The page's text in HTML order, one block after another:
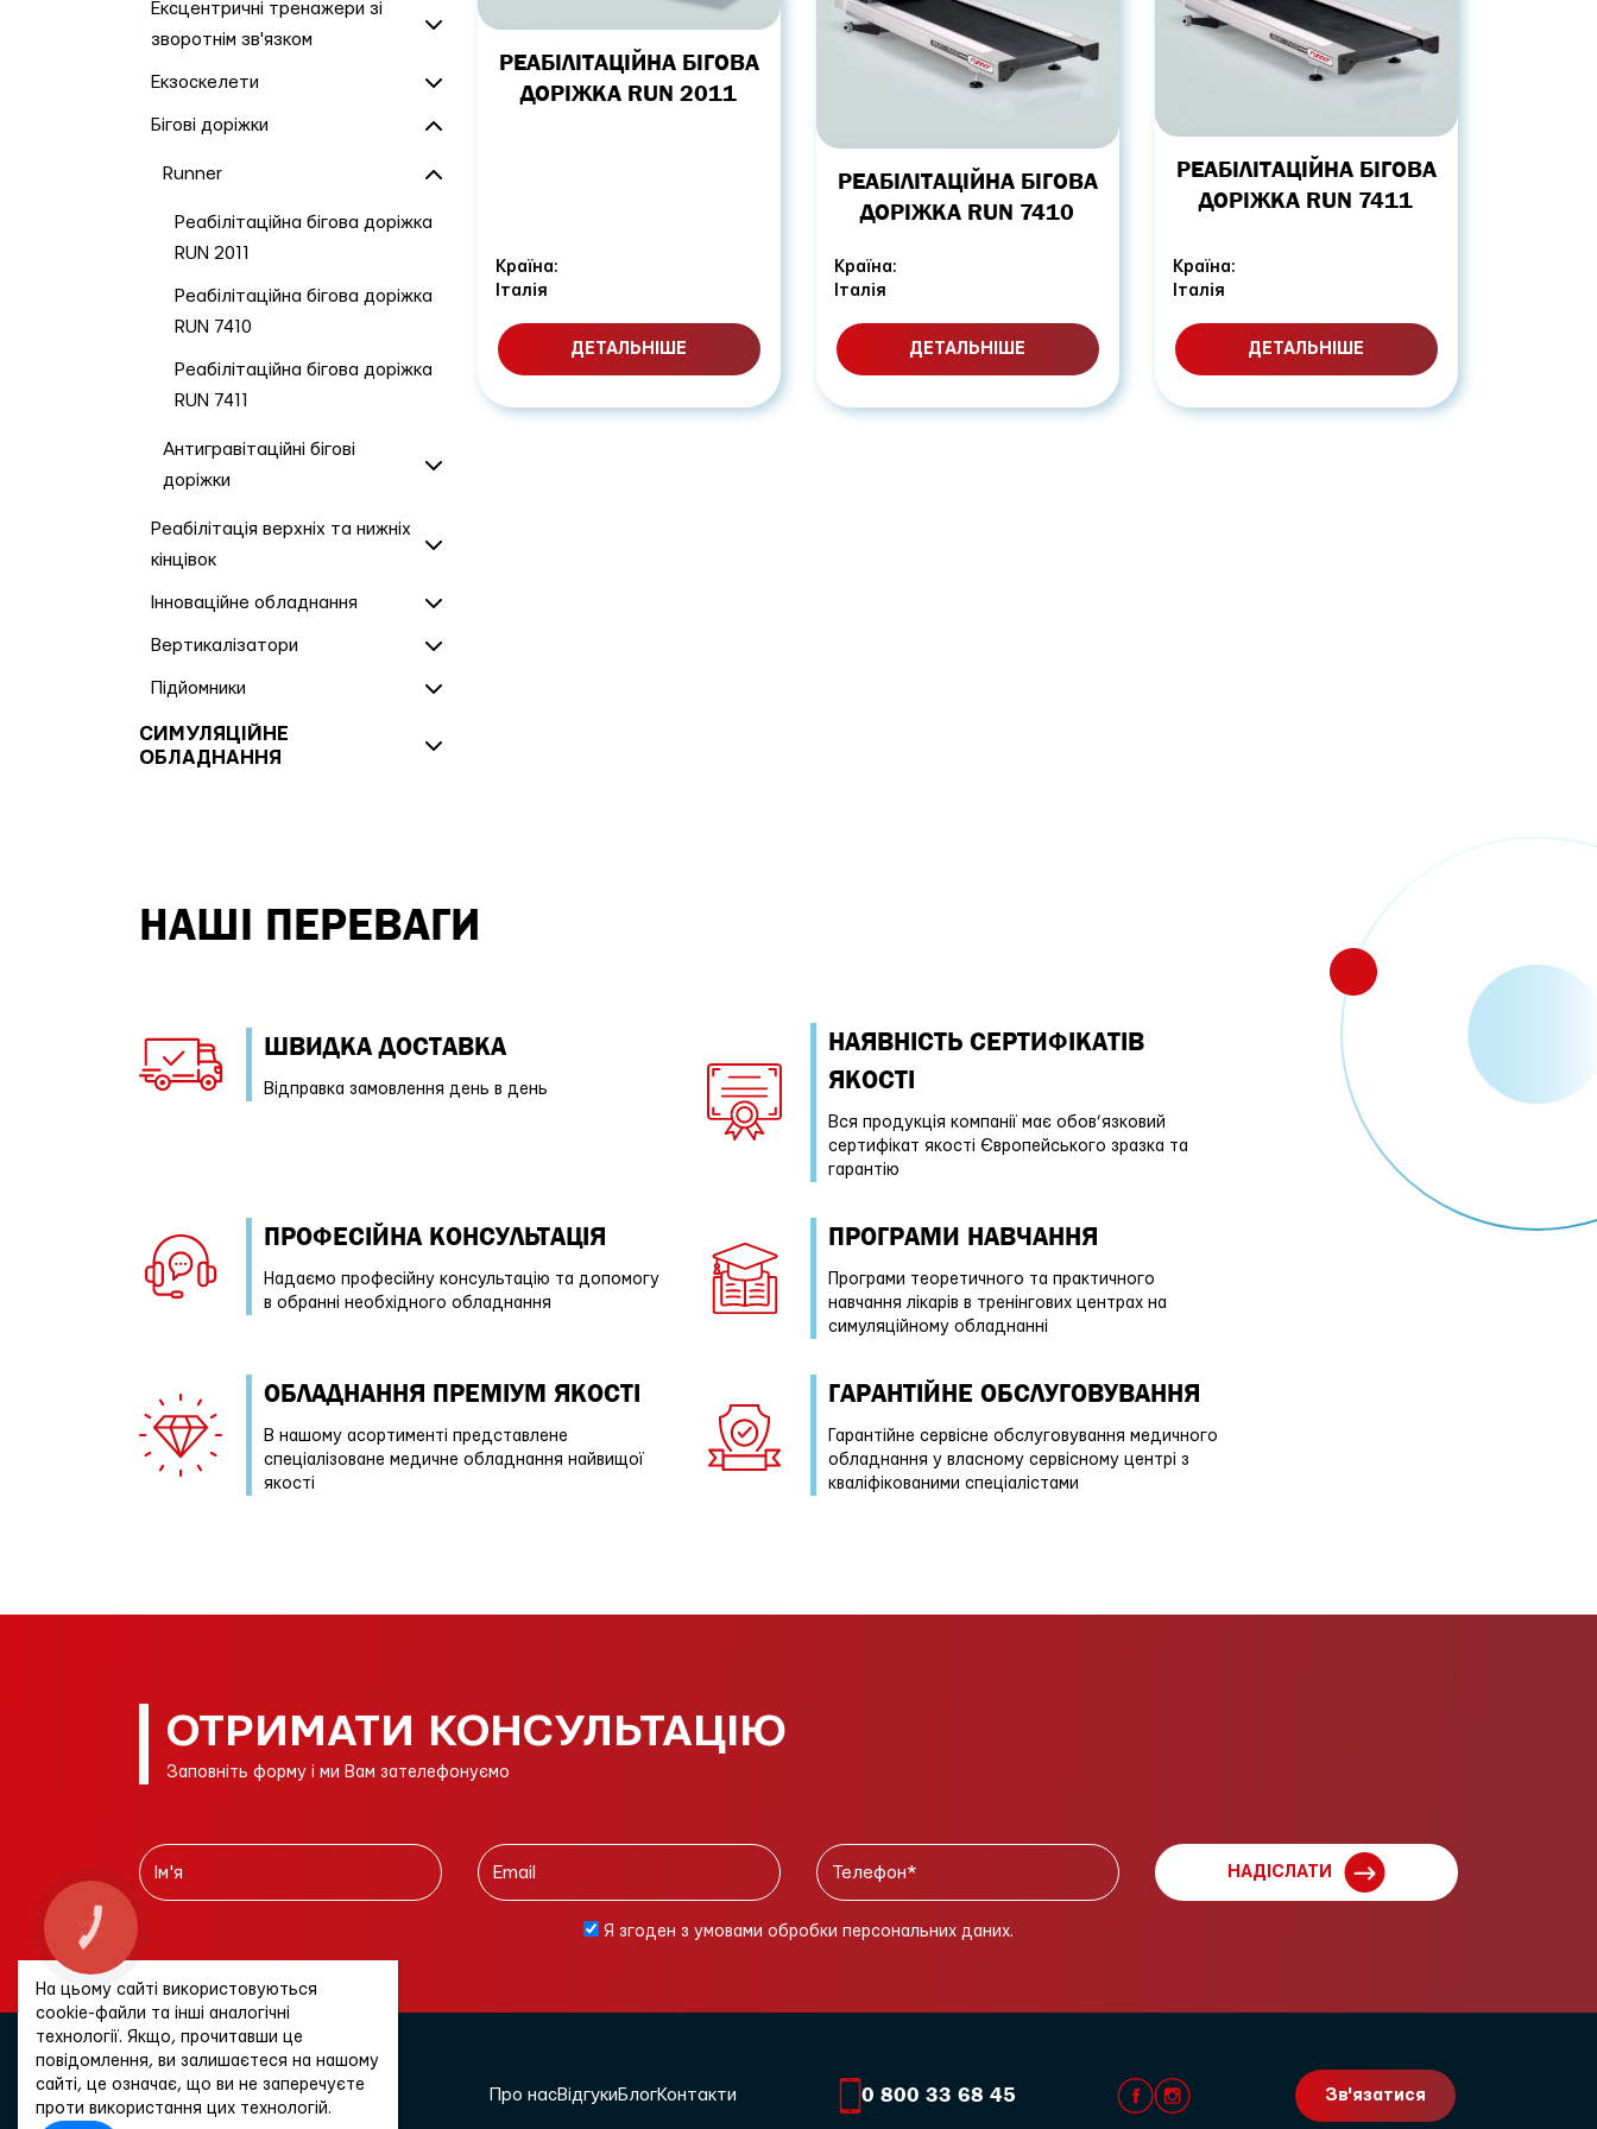
Ексцентричні тренажери зі
зворотнім зв'язком
Екзоскелети
Бігові доріжки
Runner
Реабілітаційна бігова доріжка
RUN 2011
Реабілітаційна бігова доріжка
RUN 7410
Реабілітаційна бігова доріжка
RUN 7411
Антигравітаційні бігові
доріжки
Реабілітація верхніх та нижніх
кінцівок
Інноваційне обладнання
Вертикалізатори
Підйомники
СИМУЛЯЦІЙНЕ
ОБЛАДНАННЯ
РЕАБІЛІТАЦІЙНА БІГОВА
ДОРІЖКА RUN 2011
Країна:
Італія
ДЕТАЛЬНІШЕ
РЕАБІЛІТАЦІЙНА БІГОВА
ДОРІЖКА RUN 7410
Країна:
Італія
ДЕТАЛЬНІШЕ
РЕАБІЛІТАЦІЙНА БІГОВА
ДОРІЖКА RUN 7411
Країна:
Італія
ДЕТАЛЬНІШЕ
НАШІ ПЕРЕВАГИ
ШВИДКА ДОСТАВКА
Відправка замовлення день в день
НАЯВНІСТЬ СЕРТИФІКАТІВ
ЯКОСТІ
Вся продукція компанії має обов’язковий
сертифікат якості Європейського зразка та
гарантію
ПРОФЕСIЙНА КОНСУЛЬТАЦІЯ
Надаємо професійну консультацію та допомогу
в обранні необхідного обладнання
ПРОГРАМИ НАВЧАННЯ
Програми теоретичного та практичного
навчання лікарів в тренінгових центрах на
симуляційному обладнанні
ОБЛАДНАННЯ ПРЕМІУМ ЯКОСТІ
В нашому асортименті представлене
спеціалізоване медичне обладнання найвищої
якості
ГАРАНТІЙНE ОБСЛУГОВУВАННЯ
Гарантійне сервісне обслуговування медичного
обладнання у власному сервісному центрі з
кваліфікованими спеціалістами
ОТРИМАТИ КОНСУЛЬТАЦІЮ
Заповніть форму і ми Вам зателефонуємо
НАДІСЛАТИ
Я згоден з умовами обробки персональних даних.
Про насВідгуки БлогКонтакти 0 800 33 68 45 Зв'язатися
На цьому сайті використовуються
cookie-файли та інші аналогічні
технології. Якщо, прочитавши це
повідомлення, ви залишаєтеся на нашому
сайті, це означає, що ви не заперечуєте
проти використання цих технологій.